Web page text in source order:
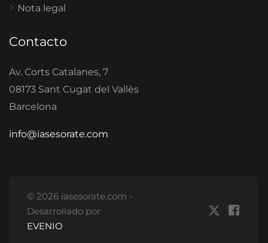
Nota legal
Contacto
Av. Corts Catalanes, 7
08173 Sant Cugat del Vallès
Barcelona
info@iasesorate.com
© 2026 iasesorate.com -
Desarrollado por
EVENIO